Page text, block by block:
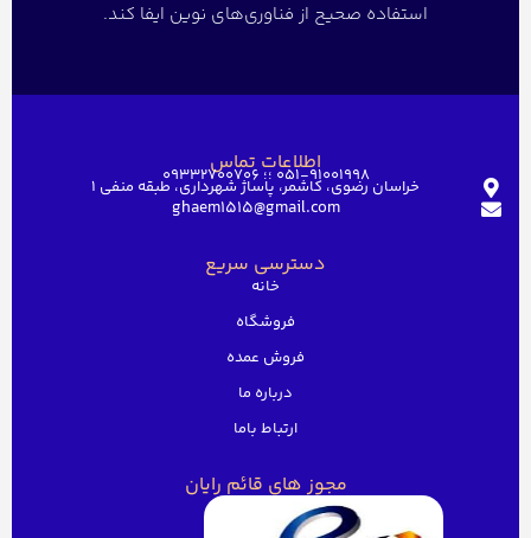
استفاده صحیح از فناوری‌های نوین ایفا کند.
اطلاعات تماس051-91001998 ؛؛ 09332700706
خراسان رضوی، کاشمر، پاساژ شهرداری، طبقه منفی ۱
ghaem1515@gmail.com
دسترسی سریع
خانه
فروشگاه
فروش عمده
درباره ما
ارتباط باما
مجوز های قائم رایان